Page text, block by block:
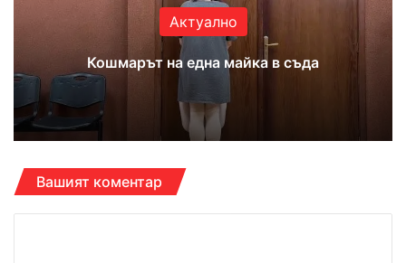
Актуално
Кошмарът на една майка в съда
Вашият коментар